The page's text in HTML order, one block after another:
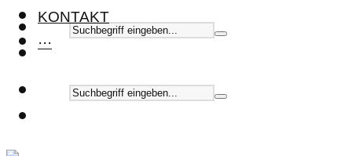
KONTAKT
···